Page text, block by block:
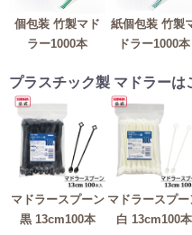
個包装 竹製マド
ラー1000本
紙個包装 竹製
ドラー1000本
プラスチック製 マドラーは
マドラースプーン
黒 13cm100本
マドラースプー
白 13cm100本